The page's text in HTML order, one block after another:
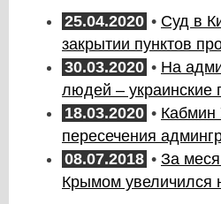
25.04.2020 • Суд в
закрытии пунктов
30.03.2020 • На
людей – украинские
18.03.2020 • Кабмин
пересечения
08.07.2018 • За
Крымом увеличился